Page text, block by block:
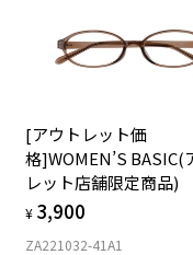
[アウトレット価
格]WOMEN’S BASIC(
レット店舗限定商品)
¥ 3,900
ZA221032-41A1